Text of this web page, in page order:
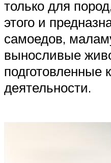
только для
этого и
самоедов,
выносливые
подготовленные
деятельности.